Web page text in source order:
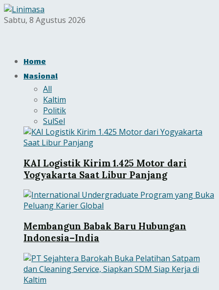
Sabtu, 8 Agustus 2026
Home
Nasional
All
Kaltim
Politik
SulSel
KAI Logistik Kirim 1.425 Motor dari
Yogyakarta Saat Libur Panjang
Membangun Babak Baru Hubungan
Indonesia–India